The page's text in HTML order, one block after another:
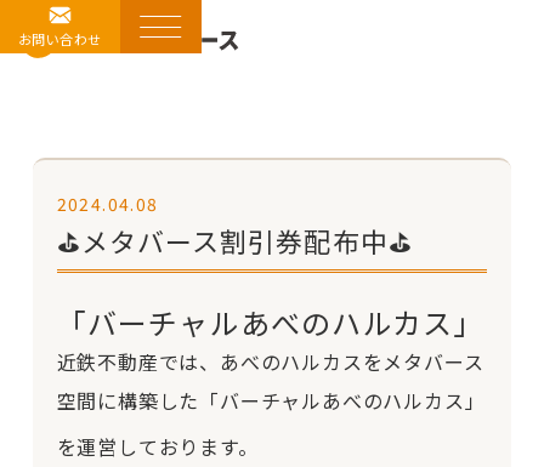
お問い合わせ
2024.04.08
⛳メタバース割引券配布中⛳
「バーチャルあべのハルカス」
近鉄不動産では、あべのハルカスをメタバース
空間に構築した「バーチャルあべのハルカス」
を運営しております。